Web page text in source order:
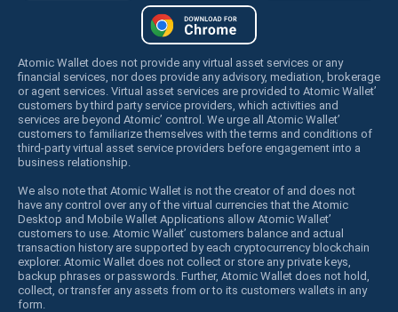
Atomic Wallet does not provide any virtual asset services or any
financial services, nor does provide any advisory, mediation, brokerage
or agent services. Virtual asset services are provided to Atomic Wallet’
customers by third party service providers, which activities and
services are beyond Atomic’ control. We urge all Atomic Wallet’
customers to familiarize themselves with the terms and conditions of
third-party virtual asset service providers before engagement into a
business relationship.
We also note that Atomic Wallet is not the creator of and does not
have any control over any of the virtual currencies that the Atomic
Desktop and Mobile Wallet Applications allow Atomic Wallet’
customers to use. Atomic Wallet’ customers balance and actual
transaction history are supported by each cryptocurrency blockchain
explorer. Atomic Wallet does not collect or store any private keys,
backup phrases or passwords. Further, Atomic Wallet does not hold,
collect, or transfer any assets from or to its customers wallets in any
form.